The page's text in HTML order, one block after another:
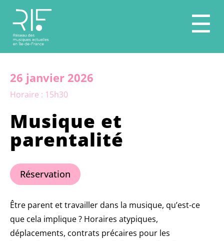
☰
26 janvier 2026
Horaire : 15h30
Musique et
parentalité
Réservation
Être parent et travailler dans la musique, qu’est-ce
que cela implique ? Horaires atypiques,
déplacements, contrats précaires pour les